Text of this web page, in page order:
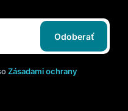
Odoberať
Zásadami ochrany